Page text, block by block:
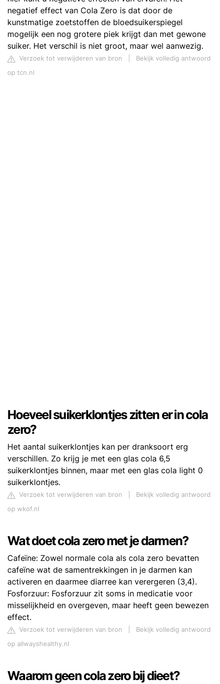
negatief effect van Cola Zero is dat door de
kunstmatige zoetstoffen de bloedsuikerspiegel
mogelijk een nog grotere piek krijgt dan met gewone
suiker. Het verschil is niet groot, maar wel aanwezig.
Verzoek tot verwijderen van bron
Bekijk volledig antwoord
op tcn.nl
Hoeveel suikerklontjes zitten er in cola
zero?
Het aantal suikerklontjes kan per dranksoort erg
verschillen. Zo krijg je met een glas cola 6,5
suikerklontjes binnen, maar met een glas cola light 0
suikerklontjes.
Verzoek tot verwijderen van bron
Bekijk volledig antwoord
op wkof.nl
Wat doet cola zero met je darmen?
Cafeïne: Zowel normale cola als cola zero bevatten
cafeïne wat de samentrekkingen in je darmen kan
activeren en daarmee diarree kan verergeren (3,4).
Fosforzuur: Fosforzuur zit soms in medicatie voor
misselijkheid en overgeven, maar heeft geen bewezen
effect.
Verzoek tot verwijderen van bron
Bekijk volledig antwoord
op allwayshealthy.nl
Waarom geen cola zero bij dieet?